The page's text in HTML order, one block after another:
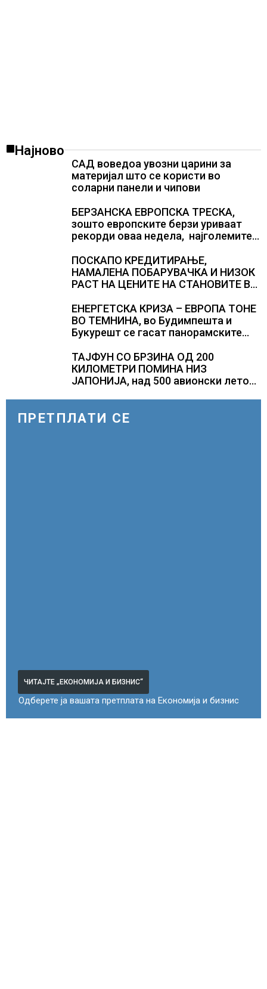
Најново
САД воведоа увозни царини за
материјал што се користи во
соларни панели и чипови
БЕРЗАНСКА ЕВРОПСКА ТРЕСКА,
зошто европските берзи уриваат
рекорди оваа недела, најголемите
компании за ВИ
ПОСКАПО КРЕДИТИРАЊЕ,
НАМАЛЕНА ПОБАРУВАЧКА И НИЗОК
РАСТ НА ЦЕНИТЕ НА СТАНОВИТЕ ВО
Штутгарт градот на
автомобилската индустрија која е
во криза
ЕНЕРГЕТСКА КРИЗА – ЕВРОПА ТОНЕ
ВО ТЕМНИНА, во Будимпешта и
Букурешт се гасат панорамските
ТАЈФУН СО БРЗИНА ОД 200
КИЛОМЕТРИ ПОМИНА НИЗ
ЈАПОНИЈА, над 500 авионски летови
ПРЕТПЛАТИ СЕ
ЧИТАЈТЕ „ЕКОНОМИЈА И БИЗНИС“
Одберете ја вашата претплата на Економија и бизнис